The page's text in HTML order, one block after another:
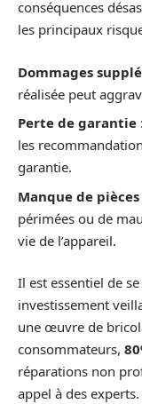
conséquences
les principaux
Dommages
réalisée peut
Perte de garantie
les
garantie.
Manque de
périmées ou de
vie de l’appareil.
Il est essentiel de
investissement
une œuvre de
consommateurs,
réparations non
appel à des